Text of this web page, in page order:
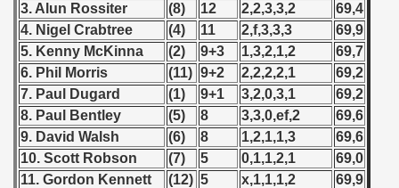
3. Alun Rossiter
(8) 12 2,2,3,3,2
69,4
4. Nigel Crabtree
(4) 11 2,f,3,3,3
69,9
5. Kenny McKinna
(2) 9+3 1,3,2,1,2
69,7
6. Phil Morris
(11) 9+2 2,2,2,2,1
69,2
7. Paul Dugard
(1) 9+1 3,2,0,3,1
69,2
8. Paul Bentley
(5) 8 3,3,0,ef,2
69,6
9. David Walsh
(6) 8 1,2,1,1,3
69,6
10. Scott Robson
(7) 5 0,1,1,2,1
69,0
11. Gordon Kennett
(12) 5 x,1,1,1,2
69,9
- 1960
- 1961
- 1962
- 1963
- 1964